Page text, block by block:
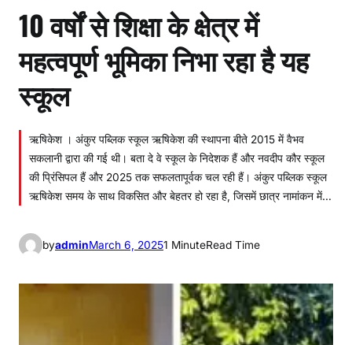
10 वर्षों से शिक्षा के क्षेत्र में
महत्वपूर्ण भूमिका निभा रहा है यह
स्कूल
ऋषिकेश । अंकुर पब्लिक स्कूल ऋषिकेश की स्थापना बीते 2015 में वैभव
सकलानी द्वारा की गई थी। बता दे वे स्कूल के निदेशक हैं और नवदीप कौर स्कूल
की प्रिंसिपल हैं और 2025 तक सफलतापूर्वक चल रही हैं। अंकुर पब्लिक स्कूल
ऋषिकेश समय के साथ विकसित और बेहतर हो रहा है, जिसमें छात्र नामांकन में…
byadminMarch 6, 20251 MinuteRead Time